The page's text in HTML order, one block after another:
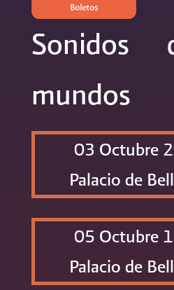
Sonidos
mundos
03 Octubre
Palacio de
05 Octubre
Palacio de